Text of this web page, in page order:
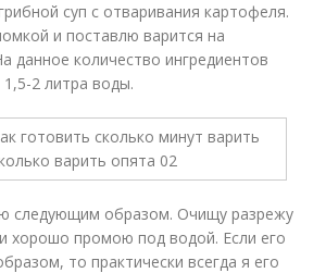
суп с отваривания картофеля.
и поставлю варится на
данное количество ингредиентов
2 литра воды.
следующим образом. Очищу разрежу
хорошо промою под водой. Если его
то практически всегда я его